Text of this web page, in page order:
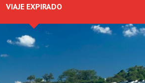
VIAJE EXPIRADO